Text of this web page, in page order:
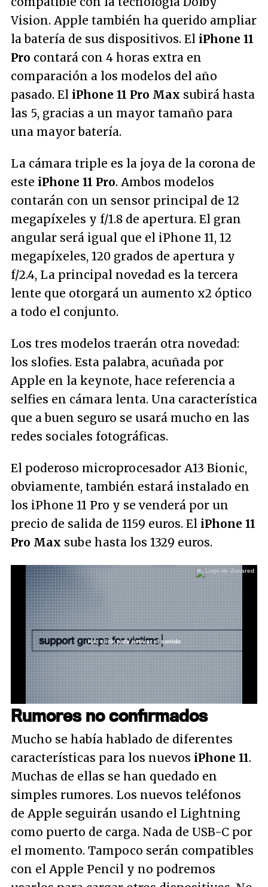
Vision. Apple también ha querido ampliar
la batería de sus dispositivos. El iPhone 11
Pro contará con 4 horas extra en
comparación a los modelos del año
pasado. El iPhone 11 Pro Max subirá hasta
las 5, gracias a un mayor tamaño para
una mayor batería.
La cámara triple es la joya de la corona de
este iPhone 11 Pro. Ambos modelos
contarán con un sensor principal de 12
megapíxeles y f/1.8 de apertura. El gran
angular será igual que el iPhone 11, 12
megapíxeles, 120 grados de apertura y
f/2.4, La principal novedad es la tercera
lente que otorgará un aumento x2 óptico
a todo el conjunto.
Los tres modelos traerán otra novedad:
los slofies. Esta palabra, acuñada por
Apple en la keynote, hace referencia a
selfies en cámara lenta. Una característica
que a buen seguro se usará mucho en las
redes sociales fotográficas.
El poderoso microprocesador A13 Bionic,
obviamente, también estará instalado en
los iPhone 11 Pro y se venderá por un
precio de salida de 1159 euros. El iPhone 11
Pro Max sube hasta los 1329 euros.
Haz click para activar el sonido
Rumores no confirmados
Mucho se había hablado de diferentes
características para los nuevos iPhone 11.
Muchas de ellas se han quedado en
simples rumores. Los nuevos teléfonos
de Apple seguirán usando el Lightning
como puerto de carga. Nada de USB-C por
el momento. Tampoco serán compatibles
con el Apple Pencil y no podremos